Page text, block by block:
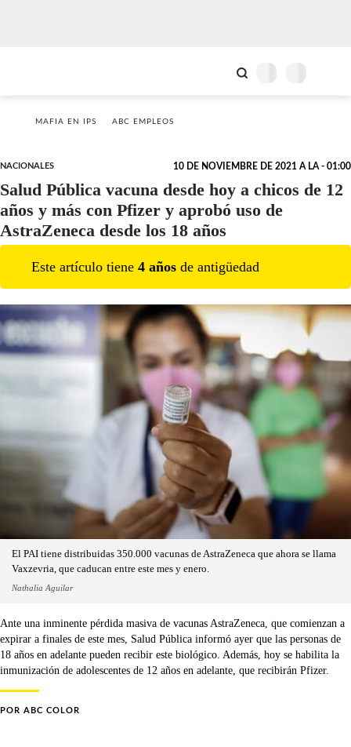
MAFIA EN IPS ABC EMPLEOS
NACIONALES 10 DE NOVIEMBRE DE 2021 A LA - 01:00
Salud Pública vacuna desde hoy a chicos de 12
años y más con Pfizer y aprobó uso de
AstraZeneca desde los 18 años
Este artículo tiene 4 años de antigüedad
El PAI tiene distribuidas 350.000 vacunas de AstraZeneca que ahora se llama
Vaxzevria, que caducan entre este mes y enero.
Nathalia Aguilar
Ante una inminente pérdida masiva de vacunas AstraZeneca, que comienzan a
expirar a finales de este mes, Salud Pública informó ayer que las personas de
18 años en adelante pueden recibir este biológico. Además, hoy se habilita la
inmunización de adolescentes de 12 años en adelante, que recibirán Pfizer.
POR ABC COLOR